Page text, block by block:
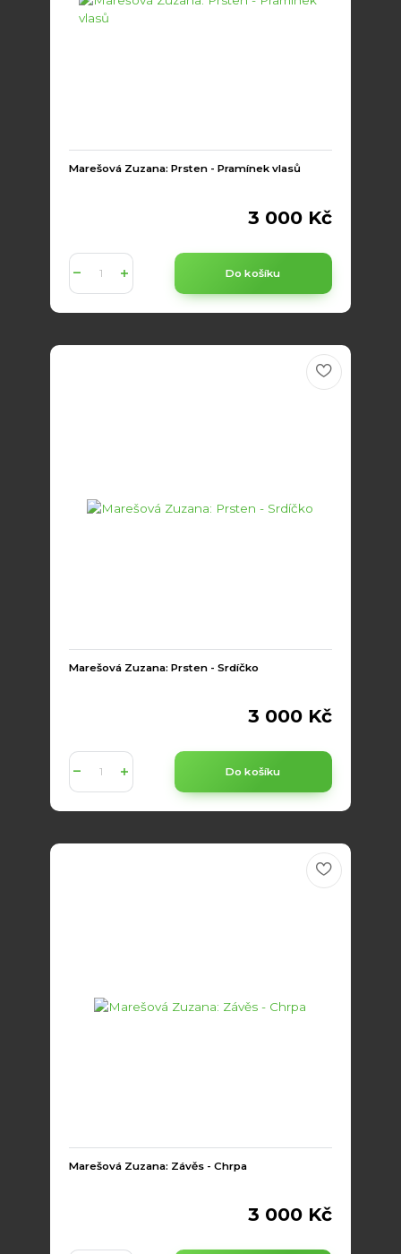
Marešová Zuzana: Prsten - Pramínek vlasů
3 000 Kč
Do košíku
Marešová Zuzana: Prsten - Srdíčko
3 000 Kč
Do košíku
Marešová Zuzana: Závěs - Chrpa
3 000 Kč